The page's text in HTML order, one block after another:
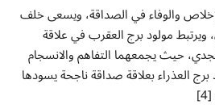
والوفاء في الصداقة، ويسعى خلف
مولود برج العقرب في علاقة
حيث يجمعهما التفاهم والانسجام
العذراء بعلاقة صداقة ناجحة يسودها